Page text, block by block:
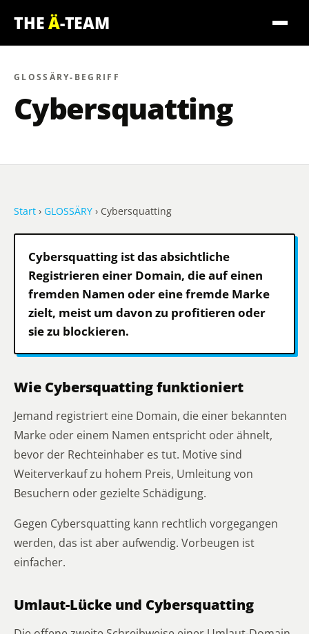
THEÄ-TEAM
GLOSSÄRY-BEGRIFF
Cybersquatting
Start › GLOSSÄRY › Cybersquatting
Cybersquatting ist das absichtliche
Registrieren einer Domain, die auf einen
fremden Namen oder eine fremde Marke
zielt, meist um davon zu profitieren oder
sie zu blockieren.
Wie Cybersquatting funktioniert
Jemand registriert eine Domain, die einer bekannten
Marke oder einem Namen entspricht oder ähnelt,
bevor der Rechteinhaber es tut. Motive sind
Weiterverkauf zu hohem Preis, Umleitung von
Besuchern oder gezielte Schädigung.
Gegen Cybersquatting kann rechtlich vorgegangen
werden, das ist aber aufwendig. Vorbeugen ist
einfacher.
Umlaut-Lücke und Cybersquatting